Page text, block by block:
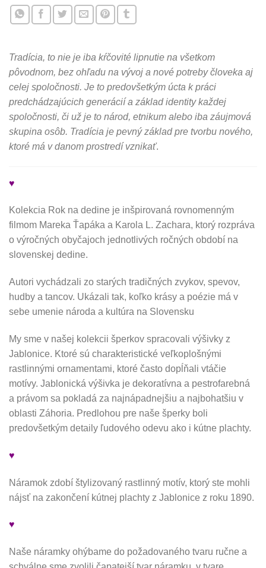
Tradícia, to nie je iba kŕčovité lipnutie na všetkom
pôvodnom, bez ohľadu na vývoj a nové potreby človeka aj
celej spoločnosti. Je to predovšetkým úcta k práci
predchádzajúcich generácií a základ identity každej
spoločnosti, či už je to národ, etnikum alebo iba záujmová
skupina osôb. Tradícia je pevný základ pre tvorbu nového,
ktoré má v danom prostredí vznikať.
♥
Kolekcia Rok na dedine je inšpirovaná rovnomenným
filmom Mareka Ťapáka a Karola L. Zachara, ktorý rozpráva
o výročných obyčajoch jednotlivých ročných období na
slovenskej dedine.
Autori vychádzali zo starých tradičných zvykov, spevov,
hudby a tancov. Ukázali tak, koľko krásy a poézie má v
sebe umenie národa a kultúra na Slovensku
My sme v našej kolekcii šperkov spracovali výšivky z
Jablonice. Ktoré sú charakteristické veľkoplošnými
rastlinnými ornamentami, ktoré často dopĺňali vtáčie
motívy. Jablonická výšivka je dekoratívna a pestrofarebná
a právom sa pokladá za najnápadnejšiu a najbohatšiu v
oblasti Záhoria. Predlohou pre naše šperky boli
predovšetkým detaily ľudového odevu ako i kútne plachty.
♥
Náramok zdobí štylizovaný rastlinný motív, ktorý ste mohli
nájsť na zakončení kútnej plachty z Jablonice z roku 1890.
♥
Naše náramky ohýbame do požadovaného tvaru ručne a